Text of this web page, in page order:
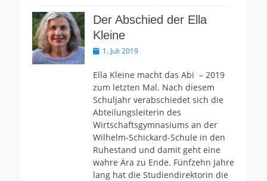
Der Abschied der Ella
Kleine
Veröffentlicht
1. Juli 2019
Ella Kleine macht das Abi – 2019
zum letzten Mal. Nach diesem
Schuljahr verabschiedet sich die
Abteilungsleiterin des
Wirtschaftsgymnasiums an der
Wilhelm-Schickard-Schule in den
Ruhestand und damit geht eine
wahre Ära zu Ende. Fünfzehn Jahre
lang hat die Studiendirektorin die